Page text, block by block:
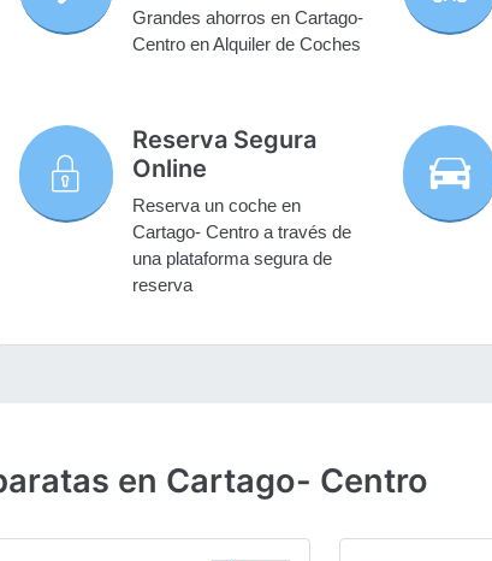
Grandes ahorros en Cartago-
Centro en Alquiler de Coches
Reserva Segura
Online
Reserva un coche en
Cartago- Centro a través de
una plataforma segura de
reserva
en Cartago- Centro